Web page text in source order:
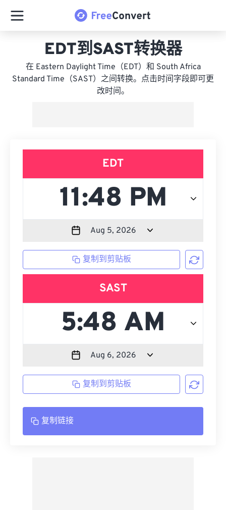
EDT到SAST转换器
在 Eastern Daylight Time（EDT）和 South Africa
Standard Time（SAST）之间转换。点击时间字段即可更
改时间。
EDT
复制到剪贴板
SAST
复制到剪贴板
复制链接